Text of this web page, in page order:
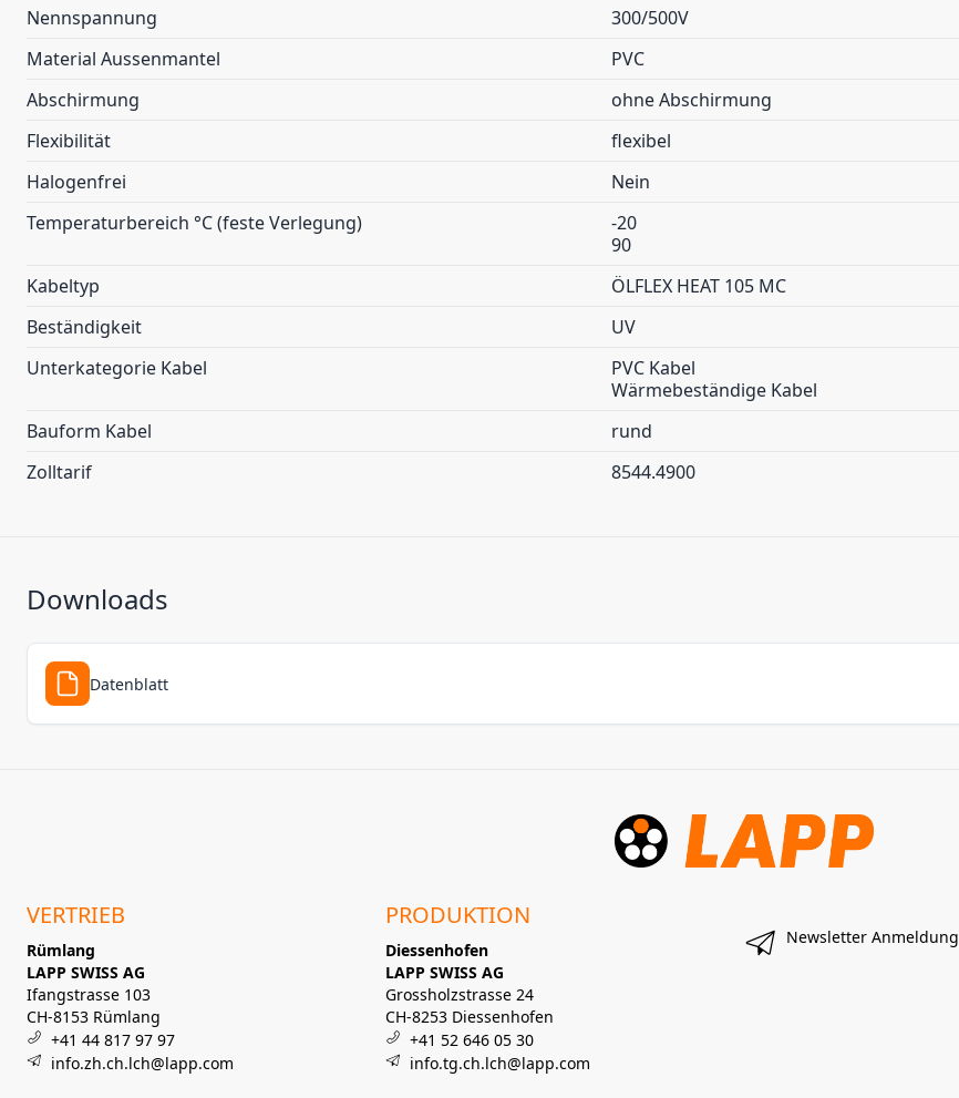
Nennspannung
300/500V
Material Aussenmantel
PVC
Abschirmung
ohne Abschirmung
Flexibilität
flexibel
Halogenfrei
Nein
Temperaturbereich °C (feste Verlegung)
-20
90
Kabeltyp
ÖLFLEX HEAT 105 MC
Beständigkeit
UV
Unterkategorie Kabel
PVC Kabel
Wärmebeständige Kabel
Bauform Kabel
rund
Zolltarif
8544.4900
Downloads
Datenblatt
VERTRIEB
Rümlang
LAPP SWISS AG
Ifangstrasse 103
CH-8153 Rümlang
+41 44 817 97 97
info.zh.ch.lch@lapp.com
PRODUKTION
Diessenhofen
LAPP SWISS AG
Grossholzstrasse 24
CH-8253 Diessenhofen
+41 52 646 05 30
info.tg.ch.lch@lapp.com
Newsletter Anmeldung